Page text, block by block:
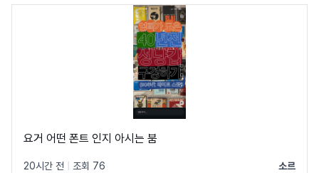
요거 어떤 폰트 인지 아시는 붐
20시간 전 조회 76 소르